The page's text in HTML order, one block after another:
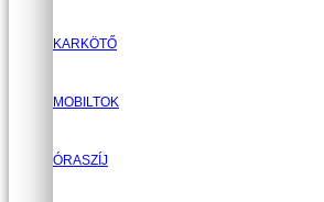
KARKÖTŐ
MOBILTOK
ÓRASZÍJ